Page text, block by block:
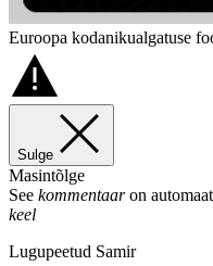
Euroopa kodanikualgatuse
Sulge
Masintõlge
See kommentaaron
keel
Lugupeetud Samir